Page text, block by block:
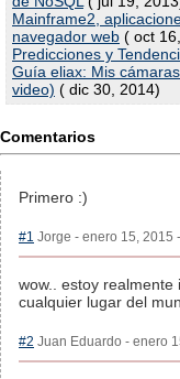
Mainframe2,
navegador web ( oct
Predicciones y
Guía eliax: Mis
video) ( dic 30, 2014)
Comentarios
Primero :)
#1 Jorge - enero 15, 2015
wow.. estoy
cualquier lugar del
#2 Juan Eduardo - enero